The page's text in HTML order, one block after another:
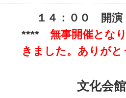
１４：００ 開演
**** 無事開催とな
きました。ありが
文化会